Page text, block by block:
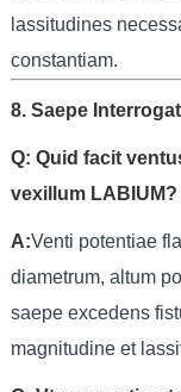
lassitudines
constantiam.
8. Saepe
Q: Quid facit
vexillum LABIUM?
A:Venti potentiae
diametrum, altum
saepe excedens
magnitudine et